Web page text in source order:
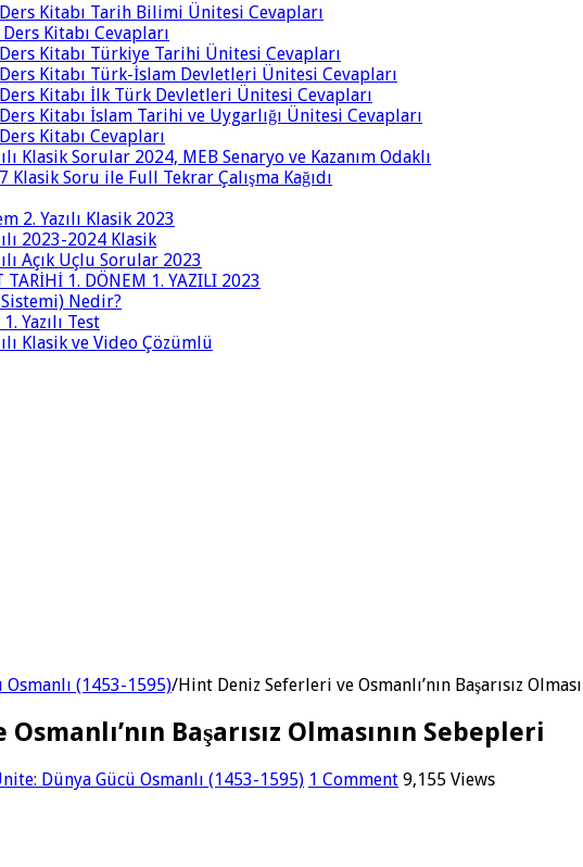
Ders Kitabı Tarih Bilimi Ünitesi Cevapları
Ders Kitabı Cevapları
Ders Kitabı Türkiye Tarihi Ünitesi Cevapları
Ders Kitabı Türk-İslam Devletleri Ünitesi Cevapları
Ders Kitabı İlk Türk Devletleri Ünitesi Cevapları
Kitabı İslam Tarihi ve Uygarlığı Ünitesi Cevapları
Kitabı Cevapları
Klasik Sorular 2024, MEB Senaryo ve Kazanım Odaklı
Klasik Soru ile Full Tekrar Çalışma Kağıdı
2. Yazılı Klasik 2023
2023-2024 Klasik
Açık Uçlu Sorular 2023
TARİHİ 1. DÖNEM 1. YAZILI 2023
Sistemi) Nedir?
Yazılı Test
Klasik ve Video Çözümlü
Osmanlı (1453-1595)/Hint Deniz Seferleri ve Osmanlı’nın Başarısız
Başarısız Olmasının Sebepleri
Dünya Gücü Osmanlı (1453-1595) 1 Comment 9,155 Views